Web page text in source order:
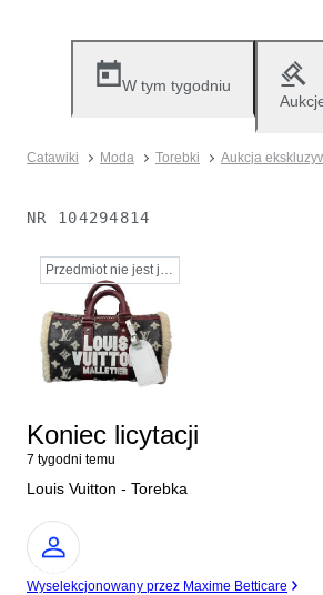
W tym tygodniu
Catawiki Moda Torebki Aukcja
NR 104294814
Przedmiot nie jest już dostępny
Koniec licytacji
7 tygodni temu
Louis Vuitton - Torebka
Ekspert
Wyselekcjonowany przez Maxime Betticare